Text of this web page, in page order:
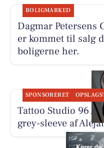
BOLIGMARKED
Dagmar Petersens
er kommet til salg
boligerne her.
SPONSORERET
Tattoo Studio 96
grey-sleeve af